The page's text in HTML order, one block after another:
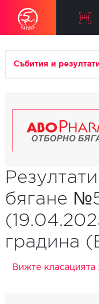
Събития и
бягане
градина
Вижте